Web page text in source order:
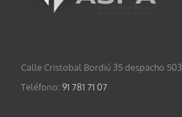
Calle Cristobal Bordiú 35 despacho 503
Teléfono: 91 781 71 07